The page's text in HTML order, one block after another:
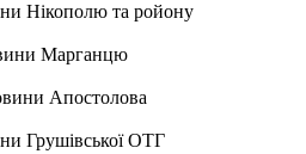
Нікополю та ройону
Марганцю
Апостолова
Грушівської ОТГ